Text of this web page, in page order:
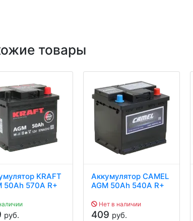
товары
KRAFT
50Ah 570A R+
руб.
Аккумулятор CAMEL
AGM 50Ah 540A R+
Нет в наличии
409 руб.